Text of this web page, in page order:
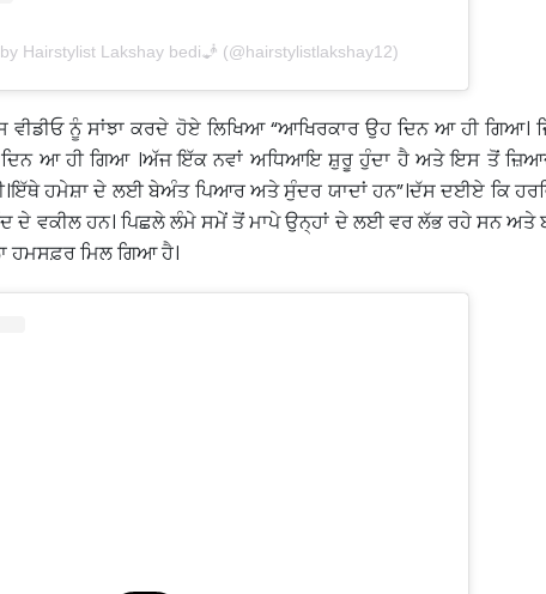
Hairstylist Lakshay bedi🧞 (@hairstylistlakshay12)
ਨੂੰ ਸਾਂਝਾ ਕਰਦੇ ਹੋਏ ਲਿਖਿਆ “ਆਖਿਰਕਾਰ ਉਹ ਦਿਨ ਆ ਹੀ ਗਿਆ।
ਦਿਨ ਆ ਹੀ ਗਿਆ ।ਅੱਜ ਇੱਕ ਨਵਾਂ ਅਧਿਆਇ ਸ਼ੁਰੂ ਹੁੰਦਾ ਹੈ ਅਤੇ ਇਸ ਤੋਂ
ਹਮੇਸ਼ਾ ਦੇ ਲਈ ਬੇਅੰਤ ਪਿਆਰ ਅਤੇ ਸੁੰਦਰ ਯਾਦਾਂ ਹਨ”।ਦੱਸ ਦਈਏ ਕਿ
ਦੇ ਵਕੀਲ ਹਨ। ਪਿਛਲੇ ਲੰਮੇ ਸਮੇਂ ਤੋਂ ਮਾਪੇ ਉਨ੍ਹਾਂ ਦੇ ਲਈ ਵਰ ਲੱਭ ਰਹੇ ਸਨ ਅਤੇ
ਹਮਸਫ਼ਰ ਮਿਲ ਗਿਆ ਹੈ।